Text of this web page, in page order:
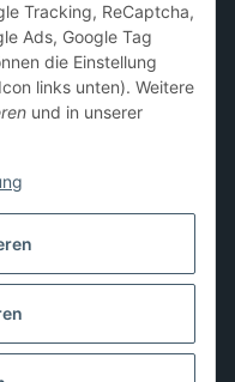
Premium Sleeves,Toploader
/ Binder / Pocket Pages
USt., zzgl.Versand
Tracking, ReCaptcha,
Ads, Google Tag
die Einstellung
links unten). Weitere
und in unserer